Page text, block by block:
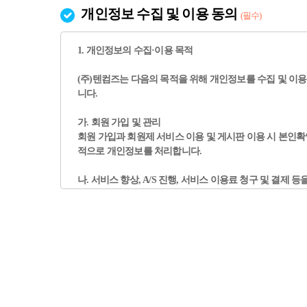
개인정보 수집 및 이용 동의 (필수)